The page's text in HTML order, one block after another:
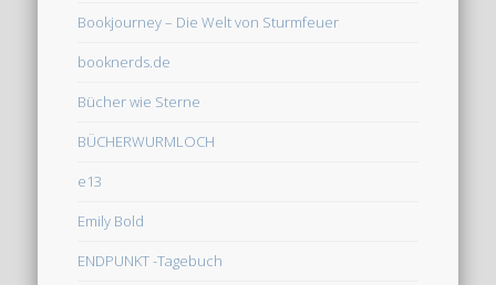
Bookjourney – Die Welt von Sturmfeuer
booknerds.de
Bücher wie Sterne
BÜCHERWURMLOCH
e13
Emily Bold
ENDPUNKT -Tagebuch